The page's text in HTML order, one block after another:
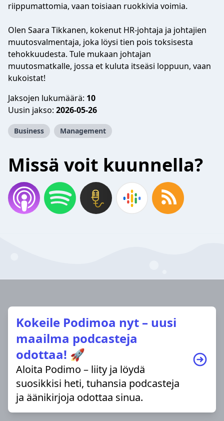
riippumattomia, vaan toisiaan ruokkivia voimia.
Olen Saara Tikkanen, kokenut HR-johtaja ja johtajien
muutosvalmentaja, joka löysi tien pois toksisesta
tehokkuudesta. Tule mukaan johtajan
muutosmatkalle, jossa et kuluta itseäsi loppuun, vaan
kukoistat!
Jaksojen lukumäärä: 10
Uusin jakso: 2026-05-26
Business Management
Missä voit kuunnella?
Kokeile Podimoa nyt – uusi
maailma podcasteja
odottaa! 🚀
Aloita Podimo – liity ja löydä
suosikkisi heti, tuhansia podcasteja
ja äänikirjoja odottaa sinua.